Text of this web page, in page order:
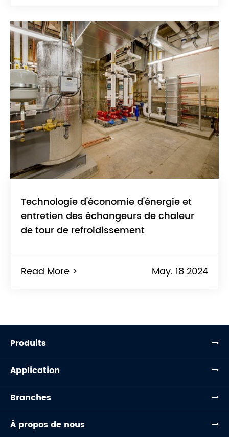
Technologie d'économie d'énergie et
entretien des échangeurs de chaleur
de tour de refroidissement
Read More > May. 18 2024
Produits
Application
Branches
À propos de nous